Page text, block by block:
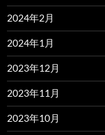
2024年2月
2024年1月
2023年12月
2023年11月
2023年10月